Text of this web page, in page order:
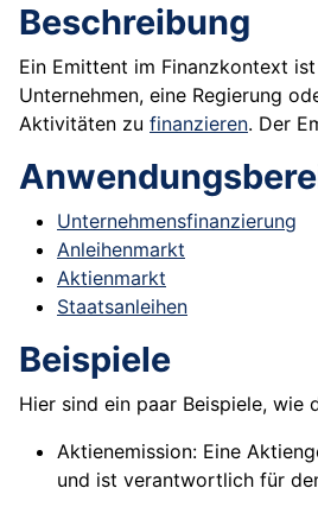
Beschreibung
Ein Emittent im Finanzkontext
Unternehmen, eine Regierung
Aktivitäten zu finanzieren. Der
Unternehmensfinanzierung
Anleihenmarkt
Aktienmarkt
Staatsanleihen
Beispiele
Hier sind ein paar Beispiele,
Aktienemission: Eine
und ist verantwortlich für